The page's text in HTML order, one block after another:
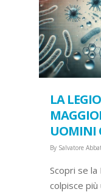
LA
UOMINI
By Salvatore
Scopri se la
colpisce